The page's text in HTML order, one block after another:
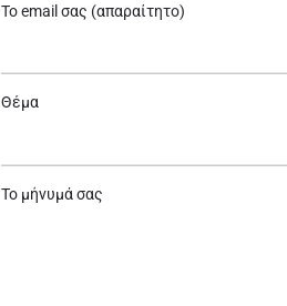
Το email σας (απαραίτητο)
Θέμα
Το μήνυμά σας